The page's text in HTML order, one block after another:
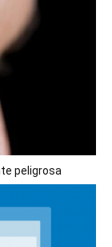
peligrosa